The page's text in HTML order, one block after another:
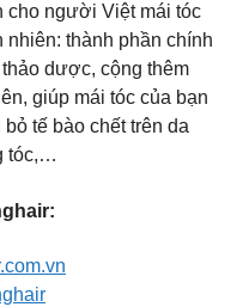
cho người Việt mái tóc
thành phần chính
dược, cộng thêm
giúp mái tóc của bạn
tế bào chết trên da
tóc,…